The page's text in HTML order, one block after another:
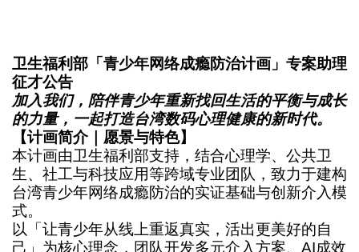
卫生福利部「青少年网络成瘾防治计画」专案助理
征才公告
加入我们，陪伴青少年重新找回生活的平衡与成长
的力量，一起打造台湾数码心理健康的新时代。
【计画简介｜愿景与特色】
本计画由卫生福利部支持，结合心理学、公共卫
生、社工与科技应用等跨域专业团队，致力于建构
台湾青少年网络成瘾防治的实证基础与创新介入模
式。
以「让青少年从线上重返真实，活出更美好的自
己」为核心理念，团队开发多元介入方案、AI成效